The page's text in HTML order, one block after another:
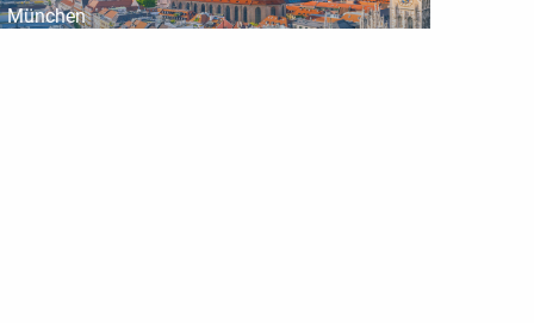
München